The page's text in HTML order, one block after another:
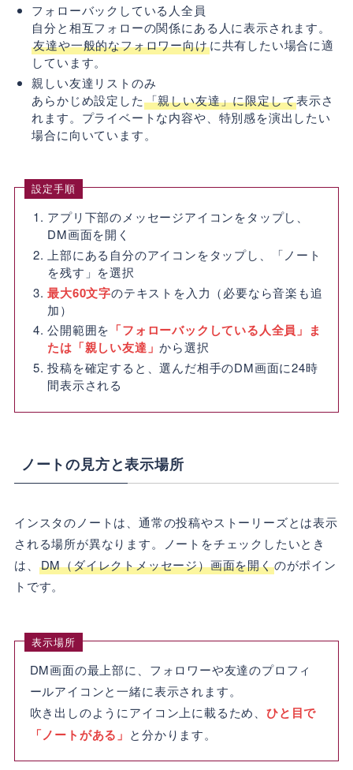
フォローバックしている人全員
自分と相互フォローの関係にある人に表示されます。
友達や一般的なフォロワー向けに共有したい場合に適
しています。
親しい友達リストのみ
あらかじめ設定した 「親しい友達」に限定して表示さ
れます。プライベートな内容や、特別感を演出したい
場合に向いています。
設定手順
アプリ下部のメッセージアイコンをタップし、
DM画面を開く
上部にある自分のアイコンをタップし、「ノート
を残す」を選択
最大60文字のテキストを入力（必要なら音楽も追
加）
公開範囲を 「フォローバックしている人全員」ま
たは「親しい友達」から選択
投稿を確定すると、選んだ相手のDM画面に24時
間表示される
ノートの見方と表示場所
インスタのノートは、通常の投稿やストーリーズとは表示
される場所が異なります。ノートをチェックしたいとき
は、 DM（ダイレクトメッセージ）画面を開くのがポイン
トです。
表示場所
DM画面の最上部に、フォロワーや友達のプロフィ
ールアイコンと一緒に表示されます。
吹き出しのようにアイコン上に載るため、 ひと目で
「ノートがある」 と分かります。